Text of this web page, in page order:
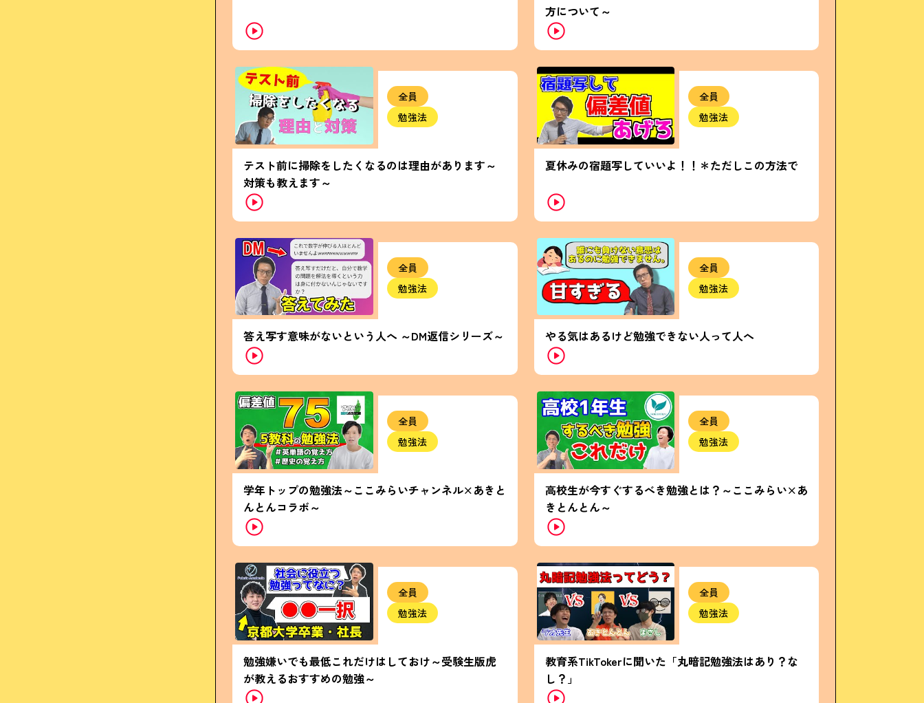
方について～
全員
勉強法
テスト前に掃除をしたくなるのは理由があります～
対策も教えます～
全員
勉強法
夏休みの宿題写していいよ！！＊ただしこの方法で
全員
勉強法
答え写す意味がないという人へ ～DM返信シリーズ～
全員
勉強法
やる気はあるけど勉強できない人って人へ
全員
勉強法
学年トップの勉強法～ここみらいチャンネル×あきと
んとんコラボ～
全員
勉強法
高校生が今すぐするべき勉強とは？～ここみらい×あ
きとんとん～
全員
勉強法
勉強嫌いでも最低これだけはしておけ～受験生版虎
が教えるおすすめの勉強～
全員
勉強法
教育系TikTokerに聞いた「丸暗記勉強法はあり？な
し？」